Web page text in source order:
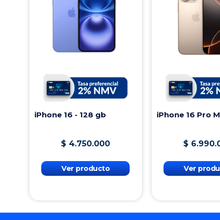
iPhone 16 - 128 gb
$ 4.750.000
Ver producto
iPhone 16 Pro
$ 6.990.
Ver